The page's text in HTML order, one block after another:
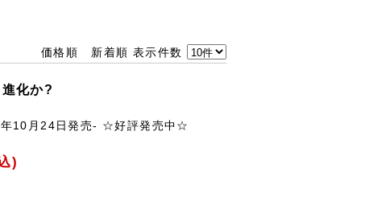
価格順 新着順 表示件数
化か?
10月24日発売- ☆好評発売中☆
)